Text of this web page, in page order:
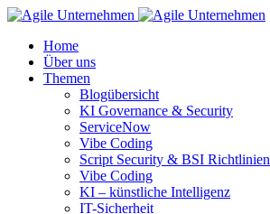
Home
Über uns
Themen
Blogübersicht
KI Governance & Security
ServiceNow
Vibe Coding
Script Security & BSI Richtlinien
Vibe Coding
KI – künstliche Intelligenz
IT-Sicherheit